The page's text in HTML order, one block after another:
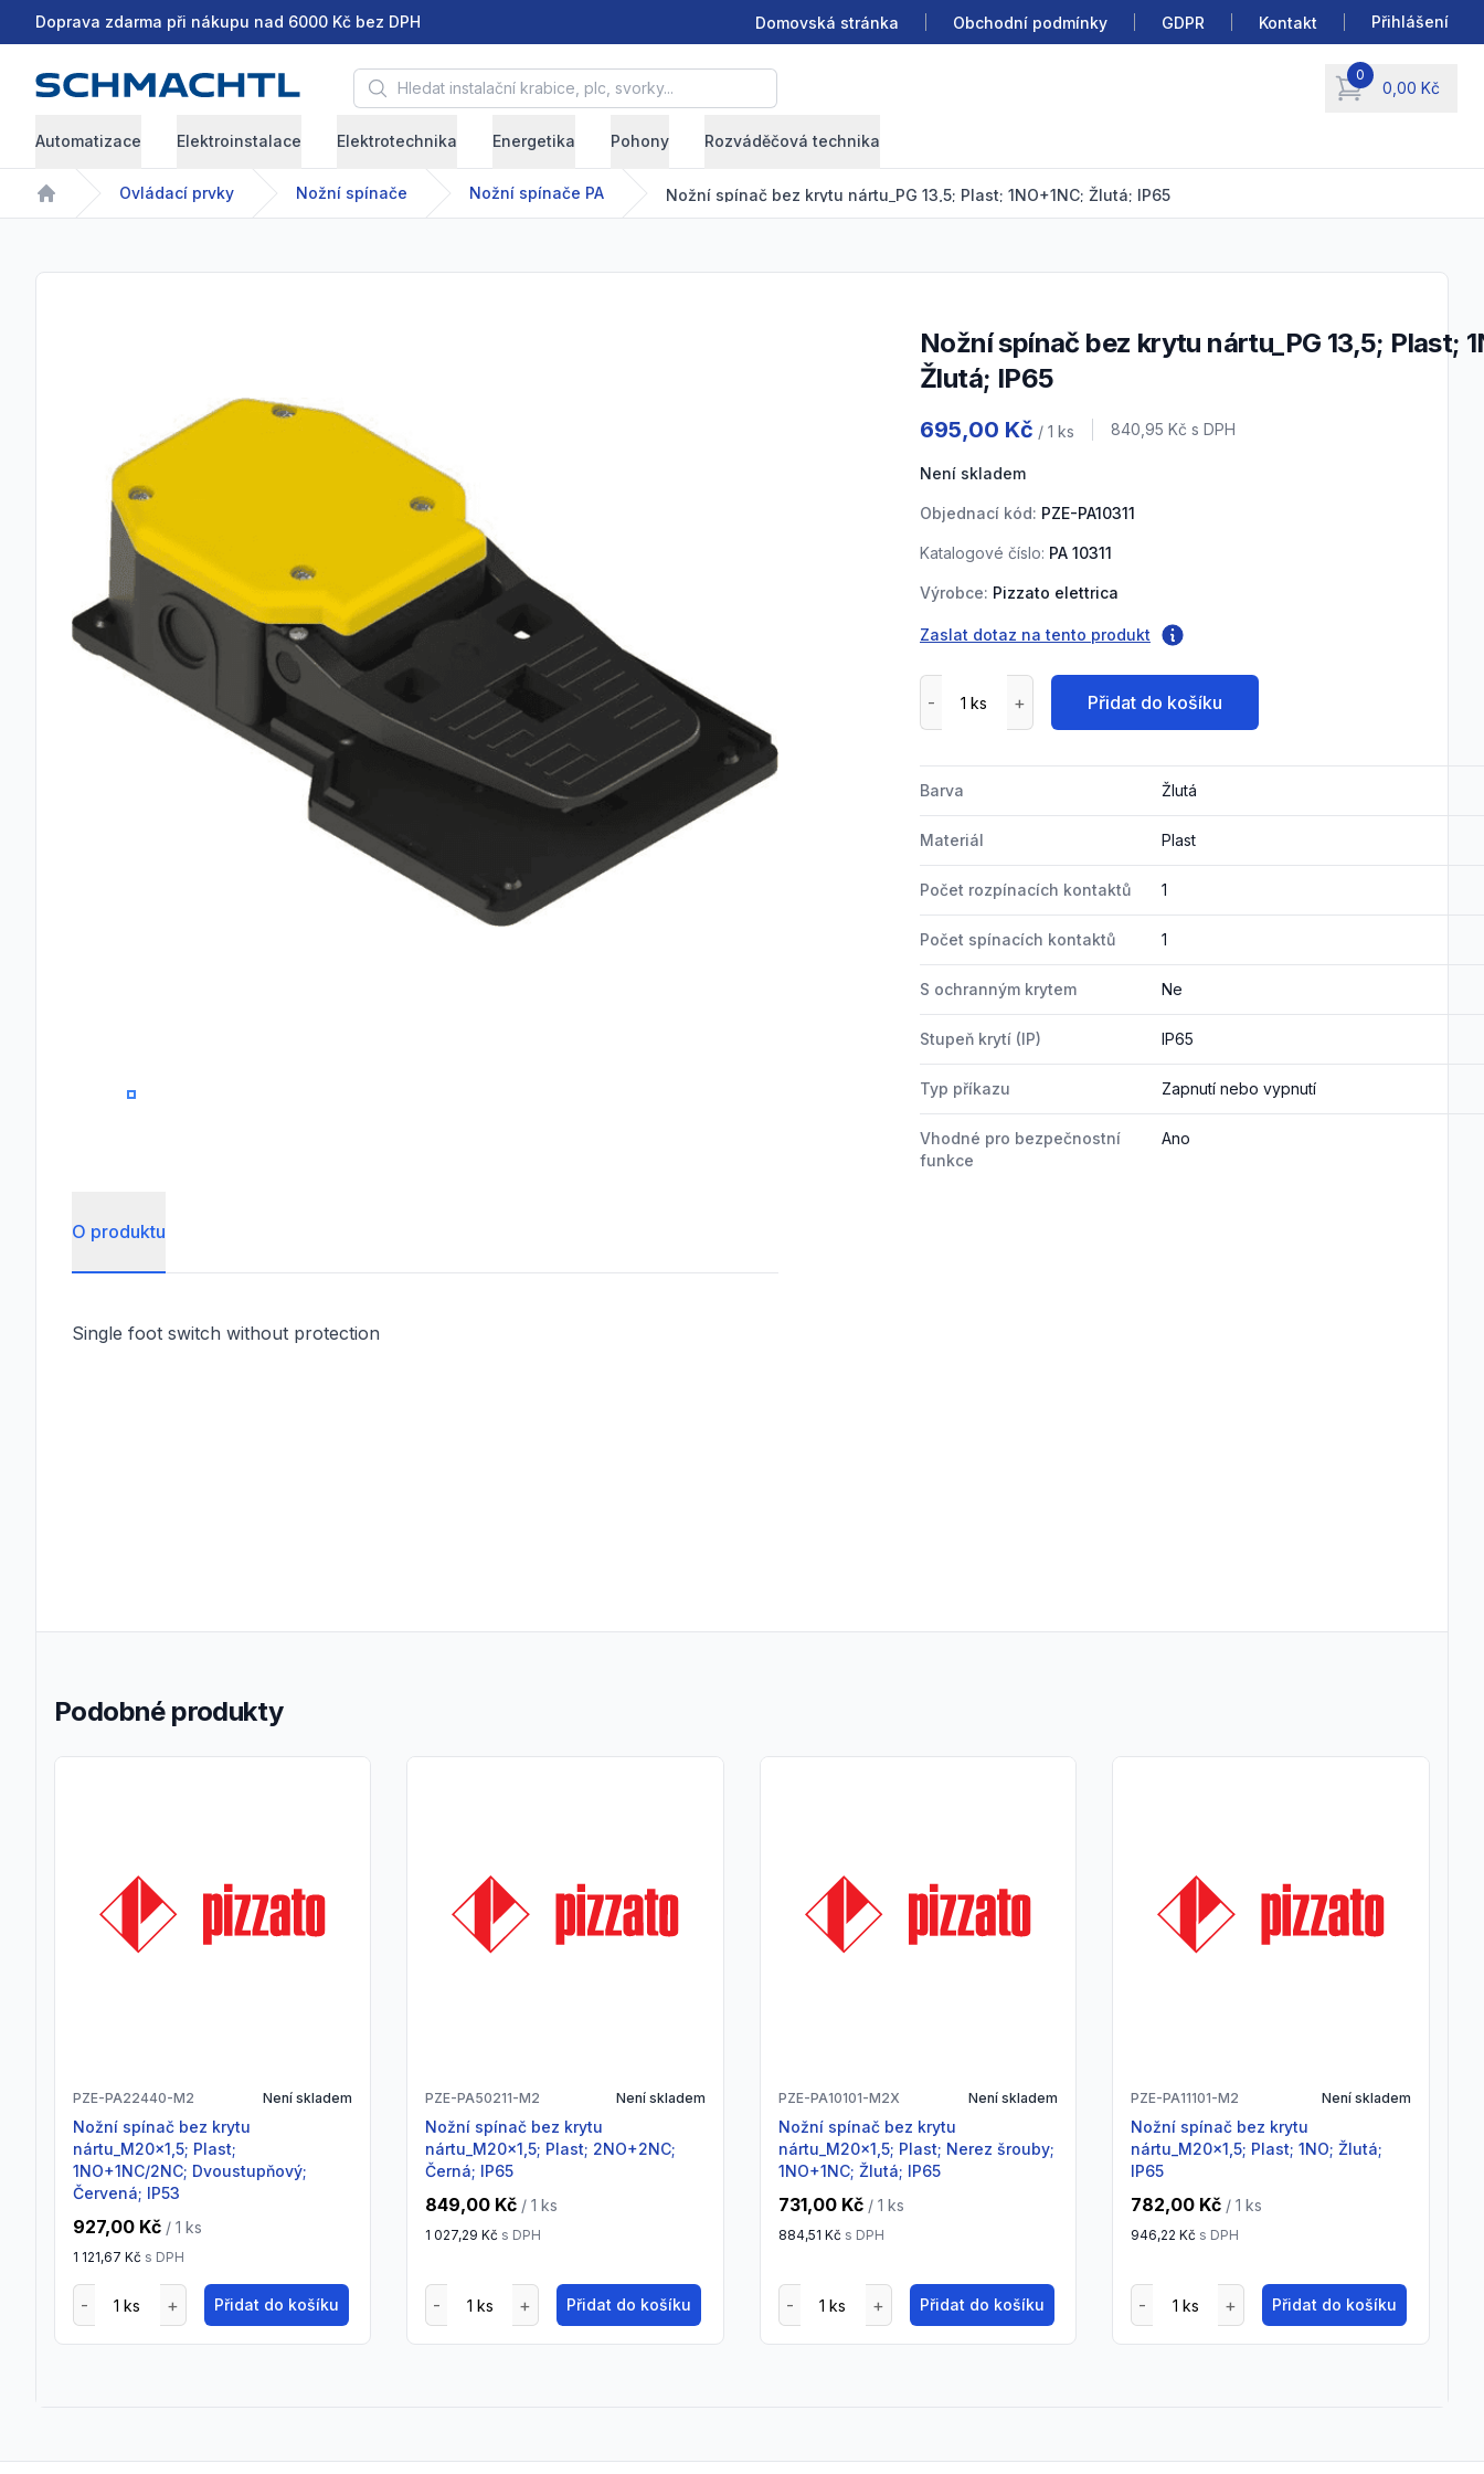
Doprava zdarma při nákupu nad 6000 Kč bez DPH Domovská stránka Obchodní podmínky GDPR Kontakt Přihlášení
Hledat instalační krabice, plc, svorky... 0
0,00 Kč
items in cart, view
Automatizace Elektroinstalace Elektrotechnika Energetika Pohony Rozváděčová technika
Home
Ovládací prvky Nožní spínače Nožní spínače PA Nožní spínač bez krytu nártu_PG 13,5; Plast; 1NO+1NC; Žlutá; IP65
0
Nožní spínač bez krytu nártu_PG 13,5; Plast; 1NO+1NC;
Žlutá; IP65
695,00 Kč / 1 ks Cena s DPH
840,95 Kč s DPH
Není skladem
Objednací kód: PZE-PA10311
Katalogové číslo: PA 10311
Výrobce: Pizzato elettrica
Zaslat dotaz na tento produkt
Přidat do košíku
Barva Žlutá
Materiál Plast
Počet rozpínacích kontaktů 1
Počet spínacích kontaktů 1
S ochranným krytem Ne
Stupeň krytí (IP) IP65
Typ příkazu Zapnutí nebo vypnutí
Vhodné pro bezpečnostní
funkce
Ano
O produktu
Single foot switch without protection
Podobné produkty
PZE-PA22440-M2 Není skladem
Nožní spínač bez krytu
nártu_M20x1,5; Plast;
1NO+1NC/2NC; Dvoustupňový;
Červená; IP53
927,00 Kč / 1 ks
1 121,67 Kč s DPH
Přidat do košíku
PZE-PA50211-M2 Není skladem
Nožní spínač bez krytu
nártu_M20x1,5; Plast; 2NO+2NC;
Černá; IP65
849,00 Kč / 1 ks
1 027,29 Kč s DPH
Přidat do košíku
PZE-PA10101-M2X Není skladem
Nožní spínač bez krytu
nártu_M20x1,5; Plast; Nerez šrouby;
1NO+1NC; Žlutá; IP65
731,00 Kč / 1 ks
884,51 Kč s DPH
Přidat do košíku
PZE-PA11101-M2 Není skladem
Nožní spínač bez krytu
nártu_M20x1,5; Plast; 1NO; Žlutá;
IP65
782,00 Kč / 1 ks
946,22 Kč s DPH
Přidat do košíku